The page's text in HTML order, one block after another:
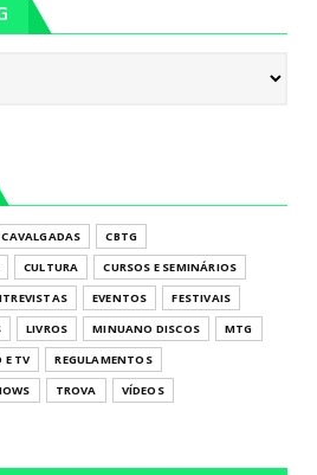
CAVALGADAS
CBTG
CULTURA
CURSOS E SEMINÁRIOS
EVENTOS
FESTIVAIS
LIVROS MINUANO DISCOS
MTG
E TV
REGULAMENTOS
TROVA VÍDEOS